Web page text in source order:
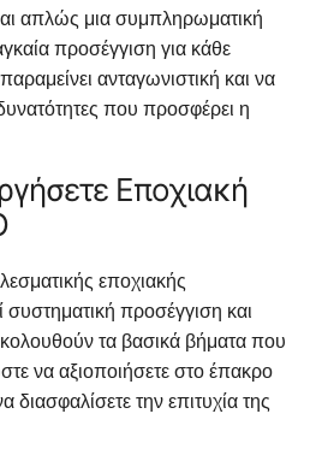
απλώς μια συμπληρωματική
προσέγγιση για κάθε
ανταγωνιστική και να
που προσφέρει η
Εποχιακή
εποχιακής
συστηματική προσέγγιση και
τα βασικά βήματα που
να αξιοποιήσετε στο έπακρο
διασφαλίσετε την επιτυχία της